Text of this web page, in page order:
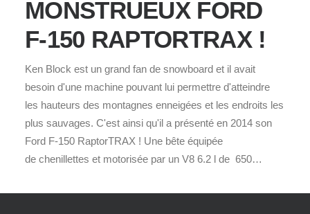
MONSTRUEUX FORD
F-150 RAPTORTRAX !
Ken Block est un grand fan de snowboard et il avait
besoin d'une machine pouvant lui permettre d'atteindre
les hauteurs des montagnes enneigées et les endroits les
plus sauvages. C'est ainsi qu'il a présenté en 2014 son
Ford F-150 RaptorTRAX ! Une bête équipée
de chenillettes et motorisée par un V8 6.2 l de 650…